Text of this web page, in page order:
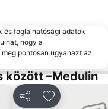
meridionale Andana
Óváros
Laguna
és foglalhatósági adatok
hogy a
pontosan ugyanazt az
között –Medulin
MegosztásHozzáadás